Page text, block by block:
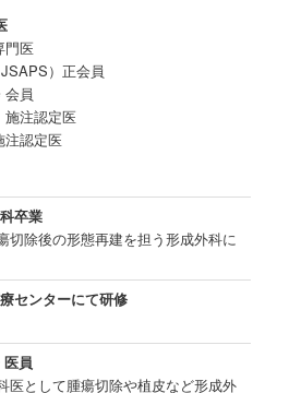
門医
）正会員
会員
施注認定医
注認定医
卒業
切除後の形態再建を担う形成外科に
センターにて研修
員
医として腫瘍切除や植皮など形成外